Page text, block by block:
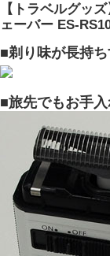
【トラベルグッ
ェーバー ES-
■剃り味が長持
■旅先でもお手